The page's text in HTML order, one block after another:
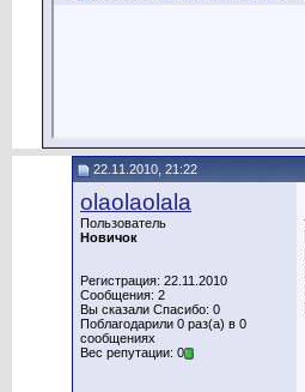
22.11.2010, 21:22
olaolaolala
Пользователь
Новичок
Регистрация: 22.11.2010
Сообщения: 2
Вы сказали Спасибо: 0
Поблагодарили 0 раз(а) в 0
сообщениях
Вес репутации: 0